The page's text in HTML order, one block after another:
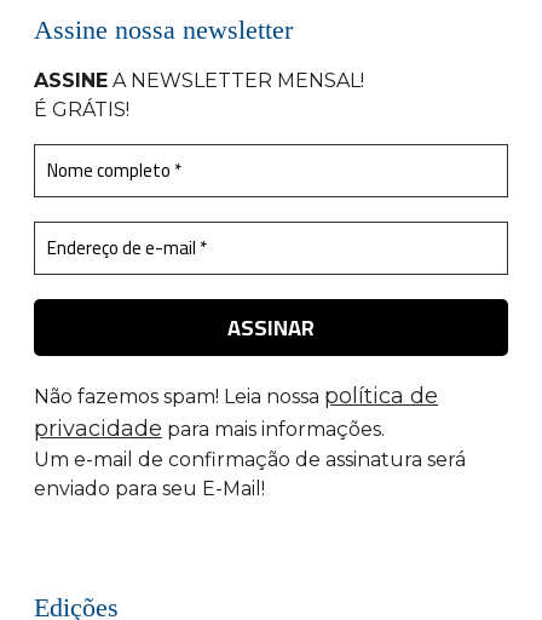
Assine nossa newsletter
ASSINE A NEWSLETTER MENSAL!
É GRÁTIS!
Não fazemos spam! Leia nossa política de
privacidade para mais informações.
Um e-mail de confirmação de assinatura será
enviado para seu E-Mail!
Edições